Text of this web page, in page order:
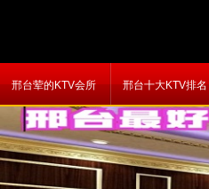
邢台荤的KTV会所 邢台十大KTV排名